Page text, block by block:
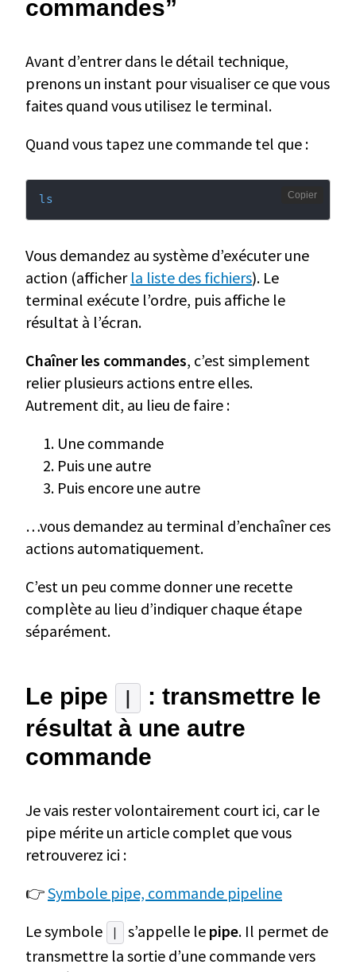
commandes”
Avant d’entrer dans le détail technique,
prenons un instant pour visualiser ce que vous
faites quand vous utilisez le terminal.
Quand vous tapez une commande tel que :
ls Copier
Vous demandez au système d’exécuter une
action (afficher la liste des fichiers). Le
terminal exécute l’ordre, puis affiche le
résultat à l’écran.
Chaîner les commandes, c’est simplement
relier plusieurs actions entre elles.
Autrement dit, au lieu de faire :
Une commande
Puis une autre
Puis encore une autre
…vous demandez au terminal d’enchaîner ces
actions automatiquement.
C’est un peu comme donner une recette
complète au lieu d’indiquer chaque étape
séparément.
Le pipe
: transmettre le
résultat à une autre
commande
Je vais rester volontairement court ici, car le
pipe mérite un article complet que vous
retrouverez ici :
👉Symbole pipe, commande pipeline
Le symbole
| s’appelle le pipe. Il permet de
transmettre la sortie d’une commande vers